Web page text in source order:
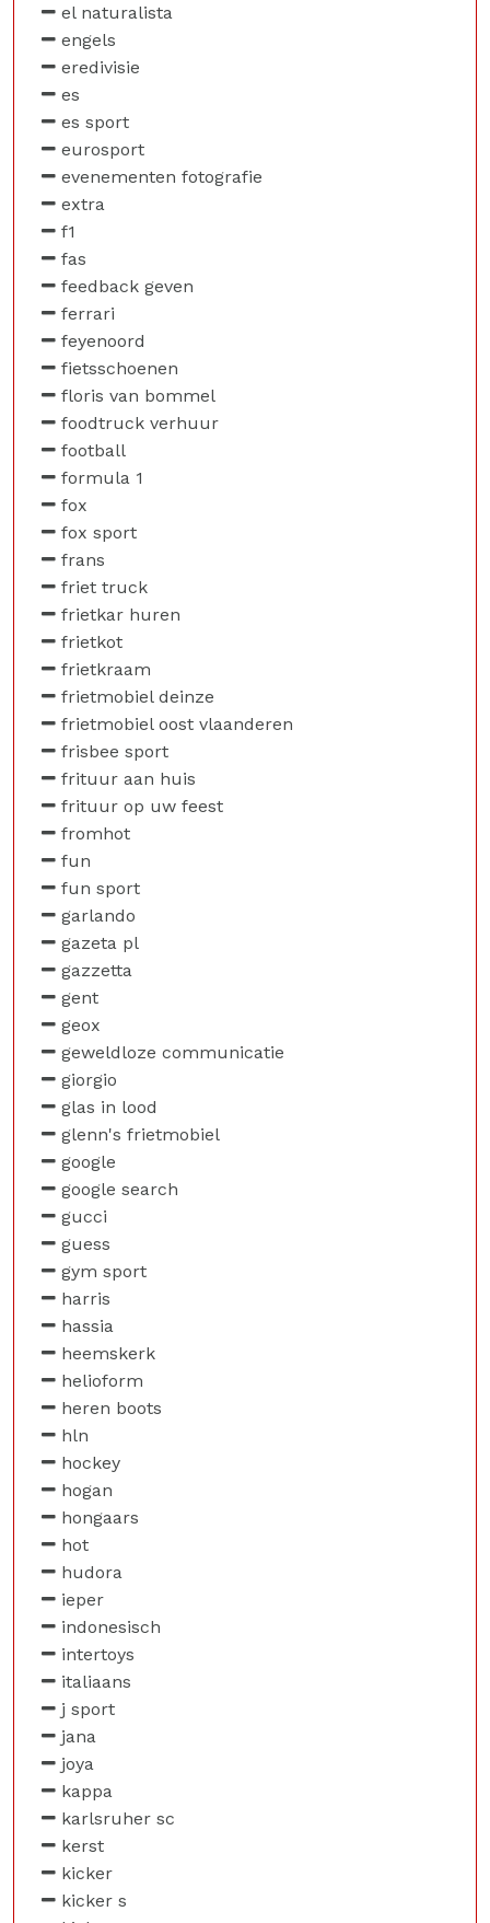
el naturalista
engels
eredivisie
es
es sport
eurosport
evenementen fotografie
extra
f1
fas
feedback geven
ferrari
feyenoord
fietsschoenen
floris van bommel
foodtruck verhuur
football
formula 1
fox
fox sport
frans
friet truck
frietkar huren
frietkot
frietkraam
frietmobiel deinze
frietmobiel oost vlaanderen
frisbee sport
frituur aan huis
frituur op uw feest
fromhot
fun
fun sport
garlando
gazeta pl
gazzetta
gent
geox
geweldloze communicatie
giorgio
glas in lood
glenn's frietmobiel
google
google search
gucci
guess
gym sport
harris
hassia
heemskerk
helioform
heren boots
hln
hockey
hogan
hongaars
hot
hudora
ieper
indonesisch
intertoys
italiaans
j sport
jana
joya
kappa
karlsruher sc
kerst
kicker
kicker s